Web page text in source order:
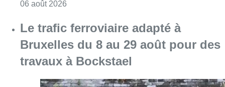
06 août 2026
Le trafic ferroviaire adapté à
Bruxelles du 8 au 29 août pour des
travaux à Bockstael